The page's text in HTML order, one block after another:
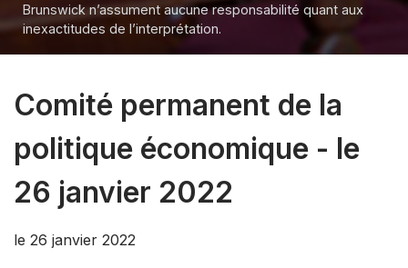
Brunswick n’assument aucune responsabilité quant aux
inexactitudes de l’interprétation.
Comité permanent de la
politique économique - le
26 janvier 2022
le 26 janvier 2022